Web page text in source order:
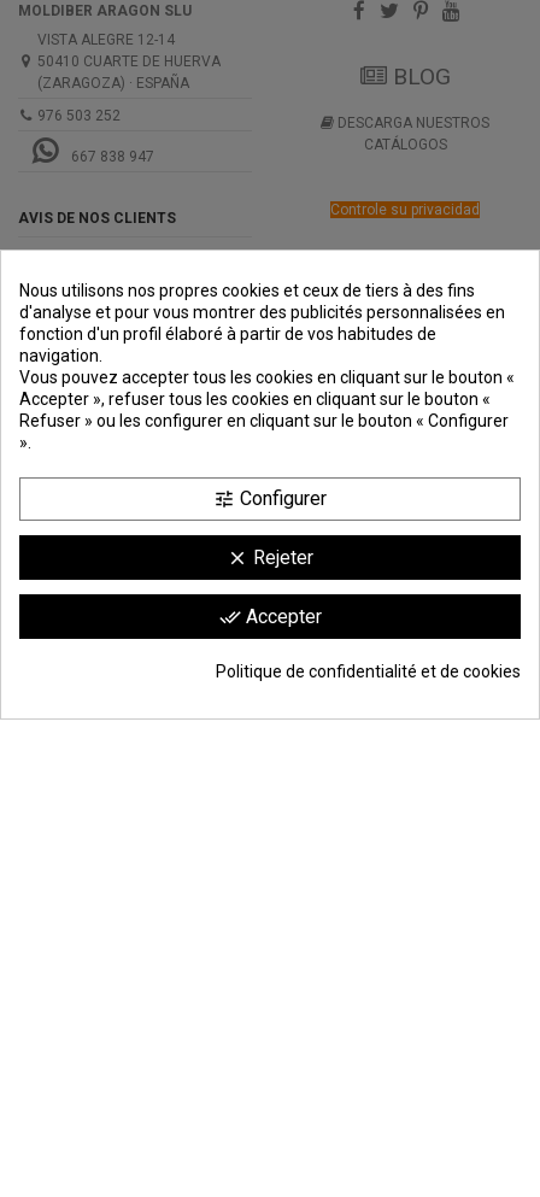
MOLDIBER ARAGON SLU
VISTA ALEGRE 12-14
50410 CUARTE DE HUERVA
(ZARAGOZA) · ESPAÑA
976 503 252
667 838 947
AVIS DE NOS CLIENTS
BLOG
DESCARGA NUESTROS
CATÁLOGOS
Controle su privacidad
PREMIOS
DE PAGO
SEGURO
clic aquí para mostrar el certificado
Nous utilisons nos propres cookies et ceux de tiers à des fins
d'analyse et pour vous montrer des publicités personnalisées en
fonction d'un profil élaboré à partir de vos habitudes de
navigation.
Vous pouvez accepter tous les cookies en cliquant sur le bouton «
Accepter », refuser tous les cookies en cliquant sur le bouton «
Refuser » ou les configurer en cliquant sur le bouton « Configurer
».
tune Configurer
clear Rejeter
done_all Accepter
Politique de confidentialité et de cookies
9.6